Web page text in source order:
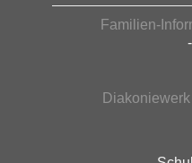
Familien-